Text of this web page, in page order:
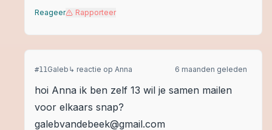
Reageer Rapporteer
#11Galeb ↳ reactie op Anna 6 maanden geleden
hoi Anna ik ben zelf 13 wil je samen mailen
voor elkaars snap?
galebvandebeek@gmail.com